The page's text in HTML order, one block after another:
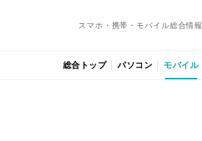
スマホ・携帯・モバイル総合情報
総合トップ パソコン モバイル